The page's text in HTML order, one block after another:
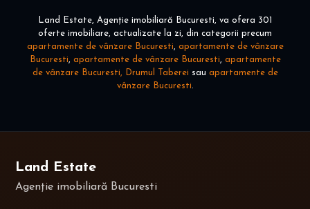
Land Estate, Agenție imobiliară Bucuresti, va ofera 301
oferte imobiliare, actualizate la zi, din categorii precum
apartamente de vânzare Bucuresti, apartamente de vânzare
Bucuresti, apartamente de vânzare Bucuresti, apartamente
de vânzare Bucuresti, Drumul Taberei sau apartamente de
vânzare Bucuresti.
Land Estate
Agenție imobiliară Bucuresti